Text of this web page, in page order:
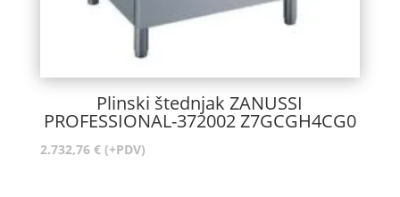
Plinski štednjak ZANUSSI
PROFESSIONAL-372002 Z7GCGH4CG0
2.732,76 € (+PDV)